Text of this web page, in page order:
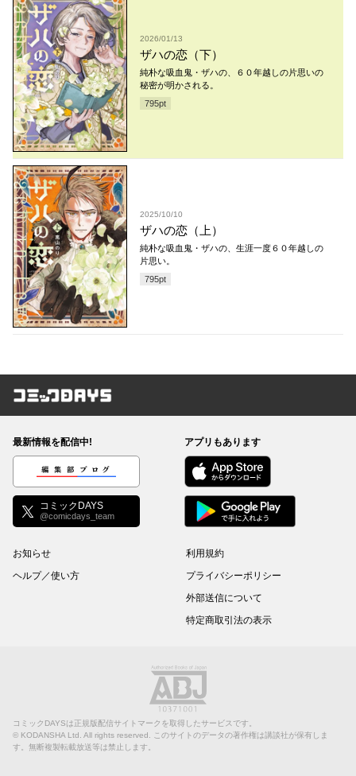
2026/01/13
ザハの恋（下）
純朴な吸血鬼・ザハの、６０年越しの片思いの
秘密が明かされる。
795pt
2025/10/10
ザハの恋（上）
純朴な吸血鬼・ザハの、生涯一度６０年越しの
片思い。
795pt
コミックDAYS
最新情報を配信中!
編集部ブログ
コミックDAYS
@comicdays_team
アプリもあります
お知らせ
ヘルプ／使い方
利用規約
プライバシーポリシー
外部送信について
特定商取引法の表示
コミックDAYSは正規版配信サイトマークを取得したサービスです。
© KODANSHA Ltd. All rights reserved. このサイトのデータの著作権は講談社が保有しま
す。無断複製転載放送等は禁止します。